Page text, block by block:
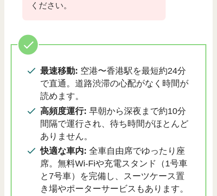
ください。
最速移動: 空港〜香港駅を最短約24分
で直通。道路渋滞の心配がなく時間が
読めます。
高頻度運行: 早朝から深夜まで約10分
間隔で運行され、待ち時間がほとんど
ありません。
快適な車内: 全車自由席でゆったり座
席。無料Wi-Fiや充電スタンド（1号車
と7号車）を完備し、スーツケース置
き場やポーターサービスもあります。